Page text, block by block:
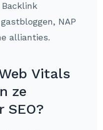
NAP
allianties.
Vitals
ze
SEO?